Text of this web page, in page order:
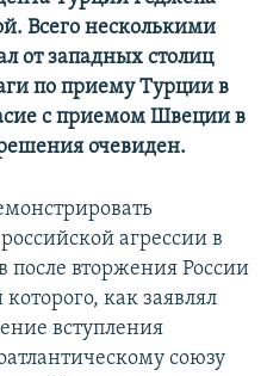
Всего несколькими
от западных столиц
по приему Турции в
с приемом Швеции в
очевиден.
агрессии в
после вторжения России
как заявлял
вступления
союзу